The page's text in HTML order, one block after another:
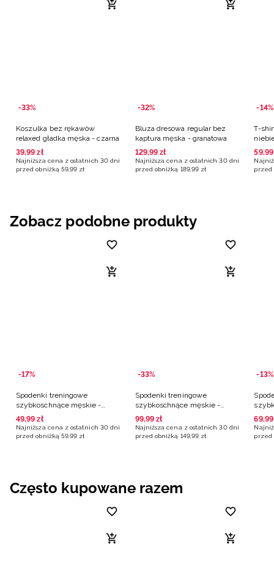
-33%
Koszulka bez rękawów
relaxed gładka męska - czarna
39,99 zł
Najniższa cena z ostatnich 30 dni
przed obniżką 59,99 zł
-32%
Bluza dresowa regular bez
kaptura męska - granatowa
129,99 zł
Najniższa cena z ostatnich 30 dni
przed obniżką 189,99 zł
-14%
T-
59,99
przed
Zobacz podobne produkty
-17%
Spodenki treningowe
szybkoschnące męskie -
granatowe
49,99 zł
Najniższa cena z ostatnich 30 dni
przed obniżką 59,99 zł
-33%
Spodenki treningowe
szybkoschnące męskie -
turkusowe
99,99 zł
Najniższa cena z ostatnich 30 dni
przed obniżką 149,99 zł
-13%
69,99
przed
Często kupowane razem